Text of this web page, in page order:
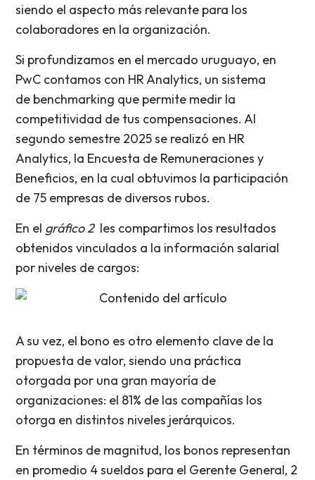
siendo el aspecto más relevante para los
colaboradores en la organización.
Si profundizamos en el mercado uruguayo, en
PwC contamos con HR Analytics, un sistema
de benchmarking que permite medir la
competitividad de tus compensaciones. Al
segundo semestre 2025 se realizó en HR
Analytics, la Encuesta de Remuneraciones y
Beneficios, en la cual obtuvimos la participación
de 75 empresas de diversos rubos.
En el gráfico 2les compartimos los resultados
obtenidos vinculados a la información salarial
por niveles de cargos:
A su vez, el bono es otro elemento clave de la
propuesta de valor, siendo una práctica
otorgada por una gran mayoría de
organizaciones: el 81% de las compañías los
otorga en distintos niveles jerárquicos.
En términos de magnitud, los bonos representan
en promedio 4 sueldos para el Gerente General, 2